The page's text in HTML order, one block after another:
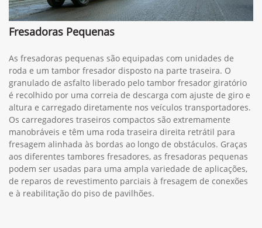
Fresadoras Pequenas
As fresadoras pequenas são equipadas com unidades de
roda e um tambor fresador disposto na parte traseira. O
granulado de asfalto liberado pelo tambor fresador giratório
é recolhido por uma correia de descarga com ajuste de giro e
altura e carregado diretamente nos veículos transportadores.
Os carregadores traseiros compactos são extremamente
manobráveis e têm uma roda traseira direita retrátil para
fresagem alinhada às bordas ao longo de obstáculos. Graças
aos diferentes tambores fresadores, as fresadoras pequenas
podem ser usadas para uma ampla variedade de aplicações,
de reparos de revestimento parciais à fresagem de conexões
e à reabilitação do piso de pavilhões.